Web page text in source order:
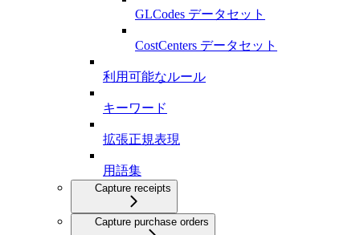
GLCodes データセット
CostCenters データセット
利用可能なルール
キーワード
拡張正規表現
用語集
Capture receipts
Capture purchase orders